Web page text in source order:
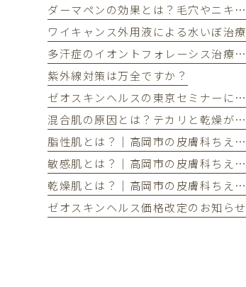
ダーマペンの効果とは？毛穴やニキビ跡が気になる方へ
ワイキャンス外用液による水いぼ治療
多汗症のイオントフォレーシス治療を開始しました
紫外線対策は万全ですか？
ゼオスキンヘルスの東京セミナーに参加してきました
混合肌の原因とは？テカリと乾燥が同時に起こる理由とケア方法
脂性肌とは？｜高岡市の皮膚科ちえこクリニック
敏感肌とは？｜高岡市の皮膚科ちえこクリニック
乾燥肌とは？｜高岡市の皮膚科ちえこクリニック
ゼオスキンヘルス価格改定のお知らせ